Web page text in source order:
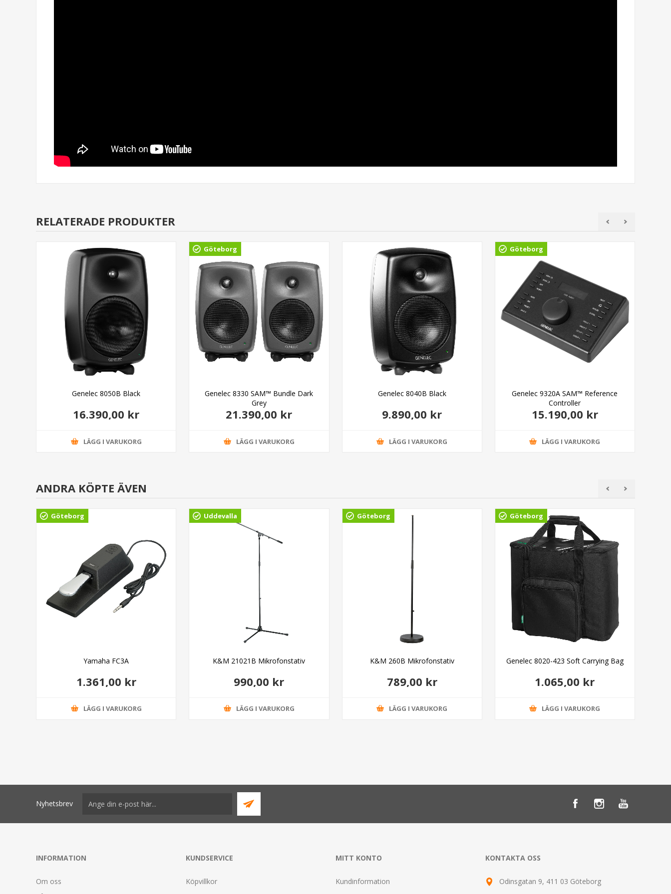
RELATERADE PRODUKTER
Genelec 8050B Black
16.390,00 kr
LÄGG I VARUKORG
Göteborg
Genelec 8330 SAM™ Bundle Dark
Grey
21.390,00 kr
LÄGG I VARUKORG
Genelec 8040B Black
9.890,00 kr
LÄGG I VARUKORG
Göteborg
Genelec 9320A SAM™ Reference
Controller
15.190,00 kr
LÄGG I VARUKORG
ANDRA KÖPTE ÄVEN
Göteborg
Yamaha FC3A
1.361,00 kr
LÄGG I VARUKORG
Uddevalla
K&M 21021B Mikrofonstativ
990,00 kr
LÄGG I VARUKORG
Göteborg
K&M 260B Mikrofonstativ
789,00 kr
LÄGG I VARUKORG
Göteborg
Genelec 8020-423 Soft Carrying Bag
1.065,00 kr
LÄGG I VARUKORG
Nyhetsbrev
INFORMATION
Om oss
KUNDSERVICE
Köpvillkor
MITT KONTO
Kundinformation
KONTAKTA OSS
Odinsgatan 9, 411 03 Göteborg